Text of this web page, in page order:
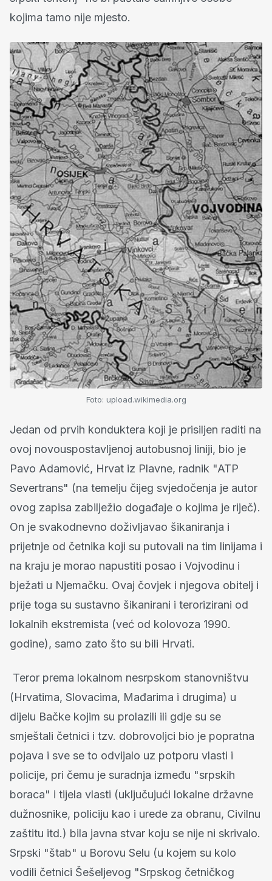
kojima tamo nije mjesto.
Foto: upload.wikimedia.org
Jedan od prvih konduktera koji je prisiljen raditi na
ovoj novouspostavljenoj autobusnoj liniji, bio je
Pavo Adamović, Hrvat iz Plavne, radnik "ATP
Severtrans" (na temelju čijeg svjedočenja je autor
ovog zapisa zabilježio događaje o kojima je riječ).
On je svakodnevno doživljavao šikaniranja i
prijetnje od četnika koji su putovali na tim linijama i
na kraju je morao napustiti posao i Vojvodinu i
bježati u Njemačku. Ovaj čovjek i njegova obitelj i
prije toga su sustavno šikanirani i terorizirani od
lokalnih ekstremista (već od kolovoza 1990.
godine), samo zato što su bili Hrvati.
Teror prema lokalnom nesrpskom stanovništvu
(Hrvatima, Slovacima, Mađarima i drugima) u
dijelu Bačke kojim su prolazili ili gdje su se
smještali četnici i tzv. dobrovoljci bio je popratna
pojava i sve se to odvijalo uz potporu vlasti i
policije, pri čemu je suradnja između "srpskih
boraca" i tijela vlasti (uključujući lokalne državne
dužnosnike, policiju kao i urede za obranu, Civilnu
zaštitu itd.) bila javna stvar koju se nije ni skrivalo.
Srpski "štab" u Borovu Selu (u kojem su kolo
vodili četnici Šešeljevog "Srpskog četničkog